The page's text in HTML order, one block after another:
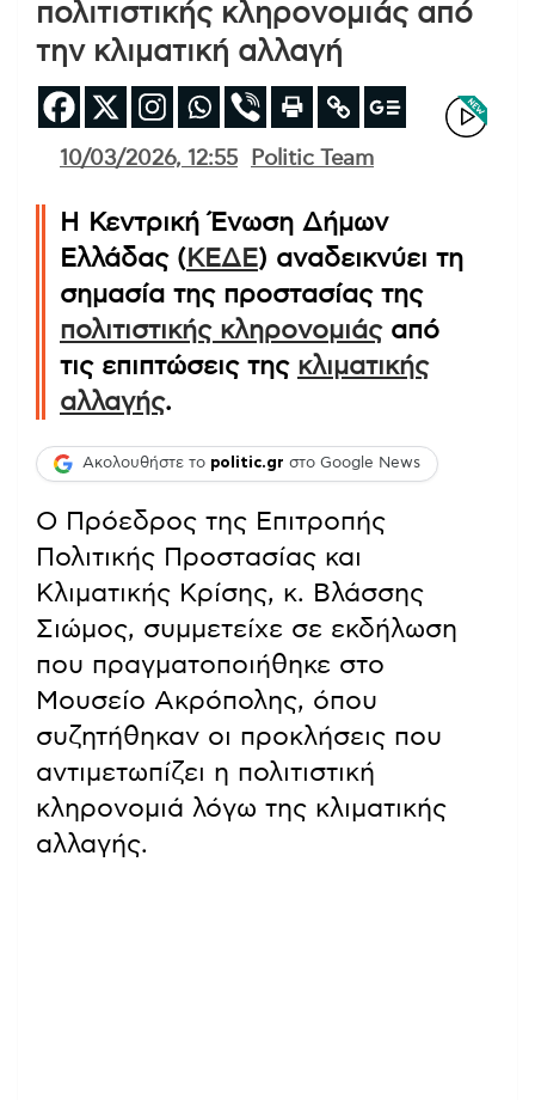
πολιτιστικής κληρονομιάς από
την κλιματική αλλαγή
10/03/2026, 12:55 Politic Team
Η Κεντρική Ένωση Δήμων
Ελλάδας ( ΚΕΔΕ) αναδεικνύει τη
σημασία της προστασίας της
πολιτιστικής κληρονομιάςαπό
τις επιπτώσεις της κλιματικής
αλλαγής.
Ακολουθήστε το politic.gr στο Google News
Ο Πρόεδρος της Επιτροπής
Πολιτικής Προστασίας και
Κλιματικής Κρίσης, κ. Βλάσσης
Σιώμος, συμμετείχε σε εκδήλωση
που πραγματοποιήθηκε στο
Μουσείο Ακρόπολης, όπου
συζητήθηκαν οι προκλήσεις που
αντιμετωπίζει η πολιτιστική
κληρονομιά λόγω της κλιματικής
αλλαγής.